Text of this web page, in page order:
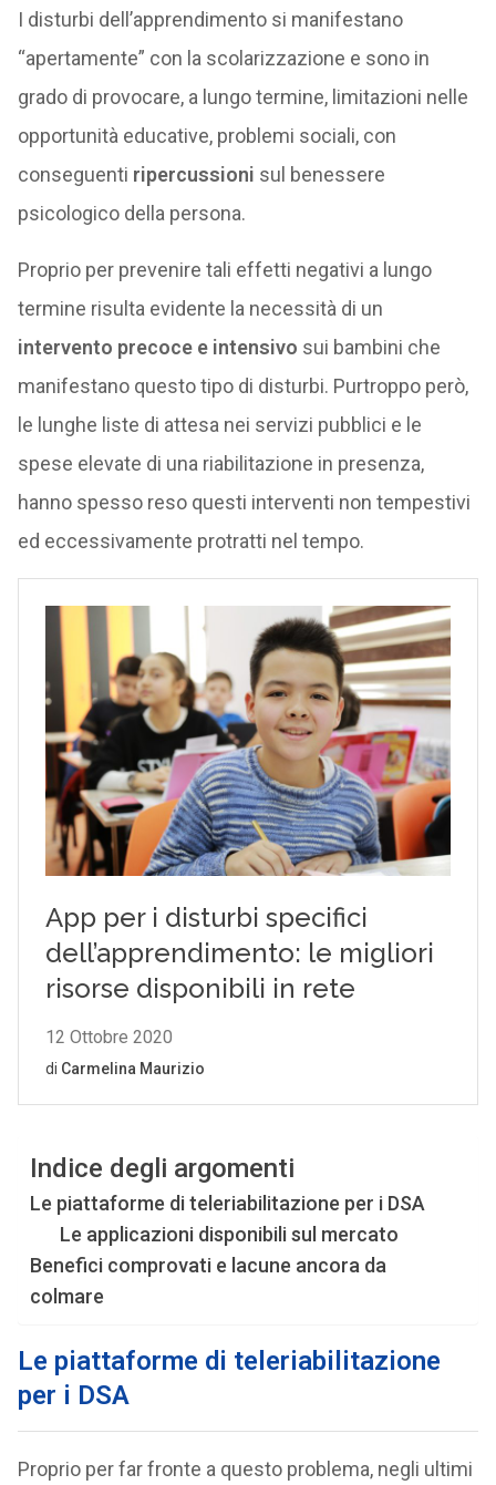
I disturbi dell’apprendimento si manifestano
“apertamente” con la scolarizzazione e sono in
grado di provocare, a lungo termine, limitazioni nelle
opportunità educative, problemi sociali, con
conseguenti ripercussioni sul benessere
psicologico della persona.
Proprio per prevenire tali effetti negativi a lungo
termine risulta evidente la necessità di un
intervento precoce e intensivo sui bambini che
manifestano questo tipo di disturbi. Purtroppo però,
le lunghe liste di attesa nei servizi pubblici e le
spese elevate di una riabilitazione in presenza,
hanno spesso reso questi interventi non tempestivi
ed eccessivamente protratti nel tempo.
Indice degli argomenti
Le piattaforme di teleriabilitazione per i DSA
Le applicazioni disponibili sul mercato
Benefici comprovati e lacune ancora da
colmare
Le piattaforme di teleriabilitazione
per i DSA
Proprio per far fronte a questo problema, negli ultimi